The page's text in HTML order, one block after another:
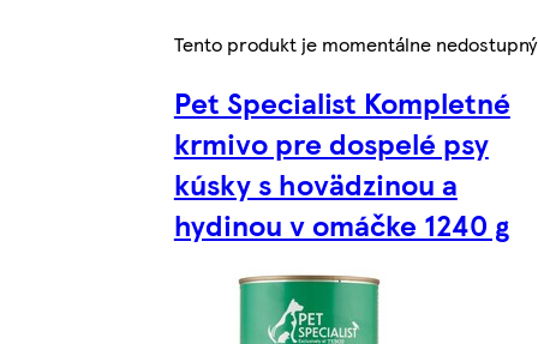
Tento produkt je momentálne nedostupný
Pet Specialist Kompletné
krmivo pre dospelé psy
kúsky s hovädzinou a
hydinou v omáčke 1240 g